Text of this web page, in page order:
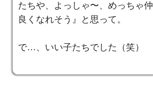
たちや、よっしゃ〜、めっちゃ仲
良くなれそう』と思って。
で…、いい子たちでした（笑）